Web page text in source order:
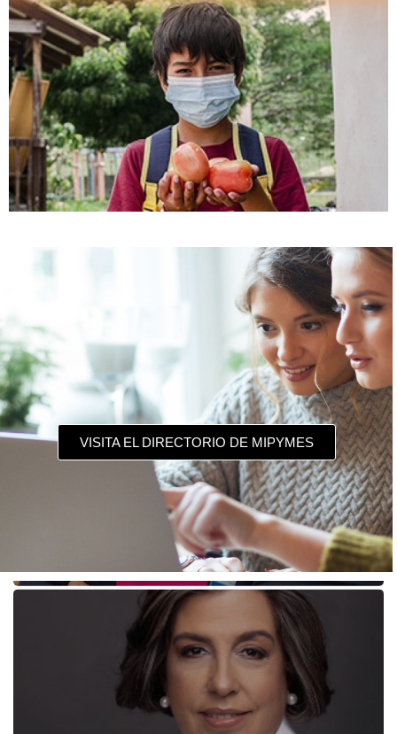
VISITA EL DIRECTORIO DE MIPYMES
MIREYA NASSER Volver a ti: el camino de transformación de
una mujer que inspira.
Mey Hung: La importancia de la participación de las mujeres
en puestos de liderazgo.